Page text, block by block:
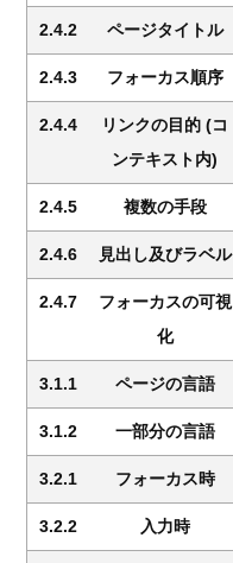
2.4.2 ページタイトル
2.4.3 フォーカス順序
2.4.4
リンクの目的 (コ
ンテキスト内)
2.4.5 複数の手段
2.4.6 見出し及びラベル
2.4.7
フォーカスの可視
化
3.1.1 ページの言語
3.1.2 一部分の言語
3.2.1 フォーカス時
3.2.2 入力時